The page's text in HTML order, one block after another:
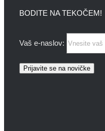
BODITE NA TEKOČEM!
Vaš e-naslov: